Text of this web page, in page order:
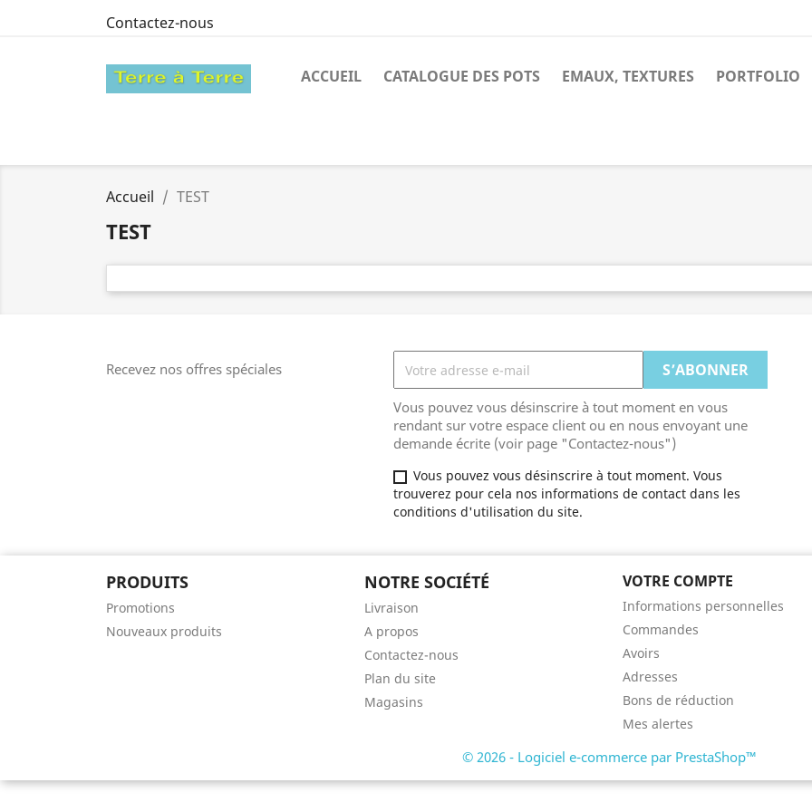
Contactez-nous
ACCUEIL CATALOGUE DES POTS EMAUX, TEXTURES PORTFOLIO
Accueil TEST
TEST
Recevez nos offres spéciales
Vous pouvez vous désinscrire à tout moment en vous
rendant sur votre espace client ou en nous envoyant une
demande écrite (voir page "Contactez-nous")
Vous pouvez vous désinscrire à tout moment. Vous
trouverez pour cela nos informations de contact dans les
conditions d'utilisation du site.
PRODUITS
Promotions
Nouveaux produits
NOTRE SOCIÉTÉ
Livraison
A propos
Contactez-nous
Plan du site
Magasins
VOTRE COMPTE
Informations personnelles
Commandes
Avoirs
Adresses
Bons de réduction
Mes alertes
© 2026 - Logiciel e-commerce par PrestaShop™